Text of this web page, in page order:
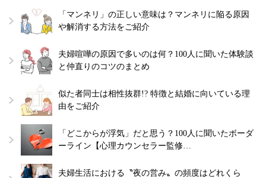
「マンネリ」の正しい意味は？マンネリに陥る原因
や解消する方法をご紹介
夫婦喧嘩の原因で多いのは何？100人に聞いた体験談
と仲直りのコツのまとめ
似た者同士は相性抜群!? 特徴と結婚に向いている理
由をご紹介
「どこからが浮気」だと思う？100人に聞いたボーダ
ーライン【心理カウンセラー監修…
夫婦生活における〝夜の営み〟の頻度はどれくら